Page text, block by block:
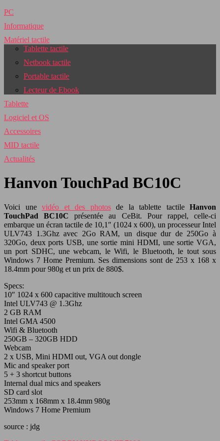
PC
Informatique
Matériel tactile
Tablette tactile
Netbook tactile
Portable tactile
Lecteur de Ebook
Tablette
Logiciel et OS
Accessoires
MID tactile
Actualités
Hanvon TouchPad BC10C
Voici une vidéo et des photosde la tablette tactile Hanvon
TouchPad BC10C présentée au CeBit. Pour rappel, celle-ci
embarque un écran tactile de 10,1″ (1024 x 600), un processeur Intel
ULV743 1.3Ghz avec 2Go RAM, un disque dur de 250Go à
320Go, deux ports USB, une sortie mini HDMI, une sortie VGA,
un port SDHC, une webcam, le Wifi, le Bluetooth, le tout sous
Windows 7 Home Premium. Ses dimensions sont de 253 x 168 x
18.4mm pour 980g et un prix de 880$.
Specs:
10″ 1024 x 600 capacitive multitouch screen
Intel ULV743 @ 1.3Ghz
2 GB RAM
Intel GMA 4500
Wifi & Bluetooth
250GB – 320GB HDD
Webcam
2 x USB, Mini HDMI out, VGA out dongle
Mic and speaker port
5 + 3 shortcut buttons
Internal dual mics and speakers
SD card slot
253mm x 168mm x 18.4mm 980g
Windows 7 Home Premium
source : jdg